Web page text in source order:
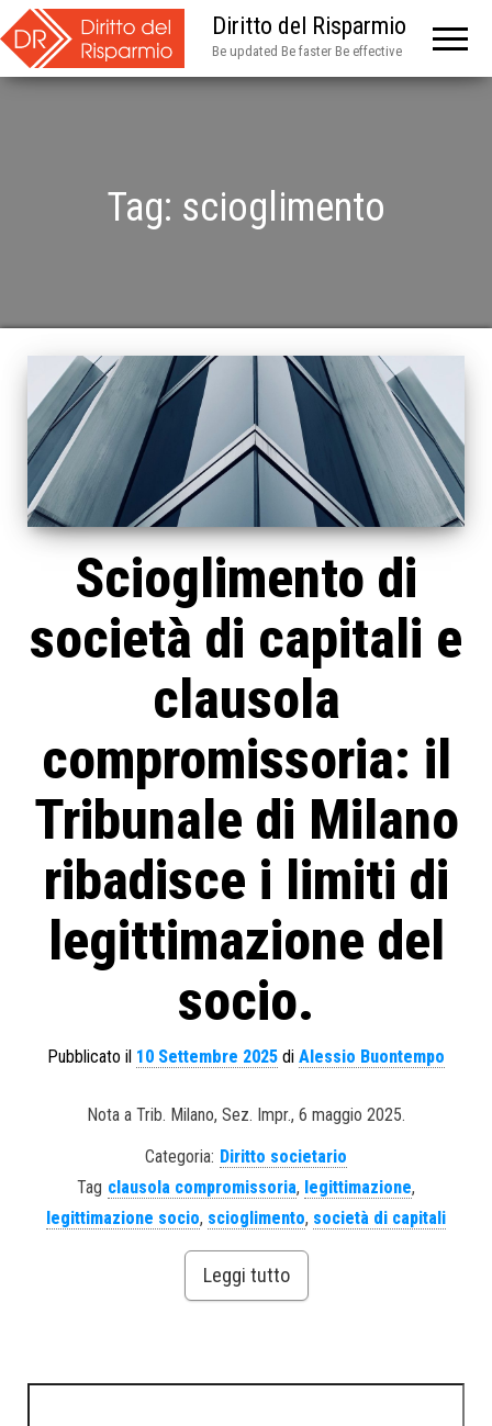
Diritto del Risparmio
Be updated Be faster Be effective
Tag: scioglimento
Scioglimento di
società di capitali e
clausola
compromissoria: il
Tribunale di Milano
ribadisce i limiti di
legittimazione del
socio.
Pubblicato il 10 Settembre 2025 di Alessio Buontempo
Nota a Trib. Milano, Sez. Impr., 6 maggio 2025.
Categoria: Diritto societario
Tag clausola compromissoria, legittimazione,
legittimazione socio, scioglimento, società di capitali
Leggi tutto